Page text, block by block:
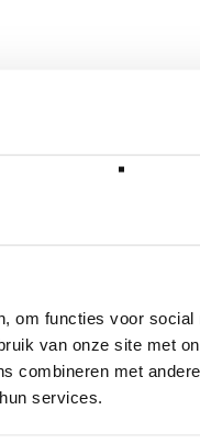
om functies voor social
van onze site met
combineren met
services.